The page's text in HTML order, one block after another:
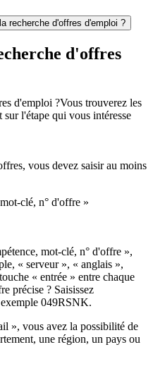
recherche d'offres d'emploi ?
d'offres
d'emploi ?Vous trouverez les
l'étape qui vous intéresse
vous devez saisir au moins
clé, n° d'offre »
mot-clé, n° d'offre »,
« serveur », « anglais »,
« entrée » entre chaque
précise ? Saisissez
049RSNK.
», vous avez la possibilité de
une région, un pays ou